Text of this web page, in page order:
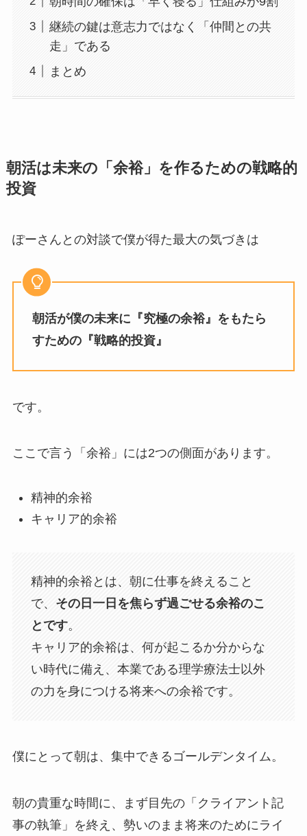
継続の鍵は意志力ではなく「仲間との共
走」である
まとめ
朝活は未来の「余裕」を作るための戦略的
投資
ぽーさんとの対談で僕が得た最大の気づきは
朝活が僕の未来に『究極の余裕』をもたら
すための『戦略的投資』
です。
ここで言う「余裕」には2つの側面があります。
精神的余裕
キャリア的余裕
精神的余裕とは、朝に仕事を終えること
で、 その日一日を焦らず過ごせる余裕のこ
とです。
キャリア的余裕は、何が起こるか分からな
い時代に備え、本業である理学療法士以外
の力を身につける将来への余裕です。
僕にとって朝は、集中できるゴールデンタイム。
朝の貴重な時間に、まず目先の「クライアント記
事の執筆」を終え、勢いのまま将来のためにライ